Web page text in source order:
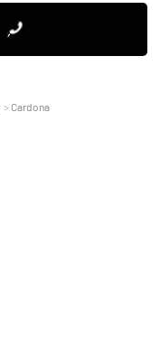
Cardona